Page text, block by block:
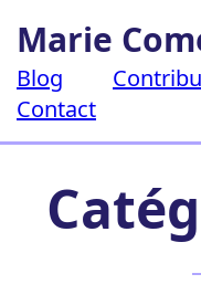
au
contenu
Marie
Blog
Contact